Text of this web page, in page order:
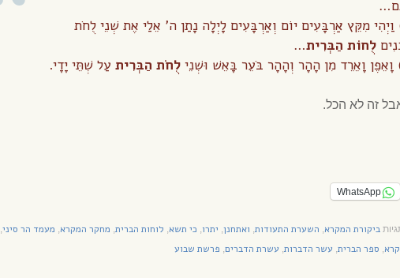
וַיְהִי מִקֵּץ אַרְבָּעִים יוֹם וְאַרְבָּעִים לָיְלָה נָתַן ה’ אֵלַי אֶת שְׁנֵי לֻחֹת
לֻחוֹת הַבְּרִית…
וָאֵפֶן וָאֵרֵד מִן הָהָר וְהָהָר בֹּעֵר בָּאֵשׁ וּשְׁנֵי לֻחֹת הַבְּרִית עַל שְׁתֵּי יָדָי.
זה לא הכל.
WhatsApp
ביקורת המקרא, השערת התעודות, ואתחנן, יתרו, כי תשא, לוחות הברית, מחקר המקרא, מעמד הר סיני,
, ספר הברית, עשר הדברות, עשרת הדברים, פרשת שבוע